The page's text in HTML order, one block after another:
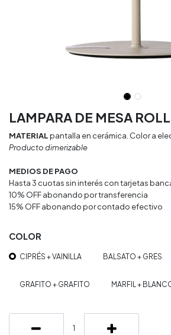
LAMPARA DE MESA ROLL
MATERIALpantalla en cerámica. Color a
Producto dimerizable
MEDIOS DE PAGO
Hasta 3 cuotas sin interés con tarjetas
10% OFF abonando por transferencia
15% OFF abonando por contado efectivo
COLOR
CIPRÉS + VAINILLA BALSATO + GRES
GRAFITO + GRAFITO MARFIL +